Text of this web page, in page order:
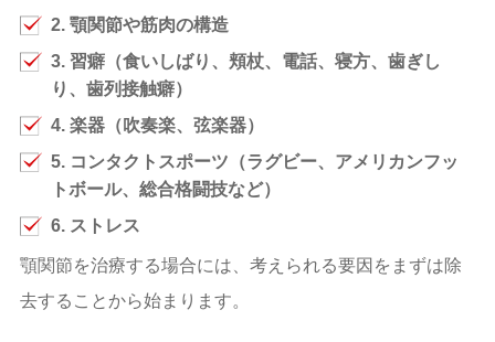
2. 顎関節や筋肉の構造
3. 習癖（食いしばり、頬杖、電話、寝方、歯ぎし
り、歯列接触癖）
4. 楽器（吹奏楽、弦楽器）
5. コンタクトスポーツ（ラグビー、アメリカンフッ
トボール、総合格闘技など）
6. ストレス
顎関節を治療する場合には、考えられる要因をまずは除
去することから始まります。